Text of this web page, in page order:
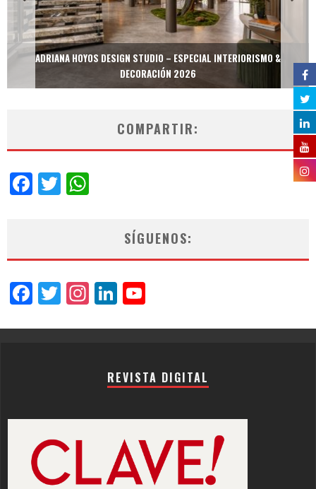
ADRIANA HOYOS DESIGN STUDIO – ESPECIAL INTERIORISMO &
DECORACIÓN 2026
COMPARTIR:
Facebook
Twitter
SÍGUENOS:
Facebook
Twitter
Instagram
LinkedIn
REVISTA DIGITAL